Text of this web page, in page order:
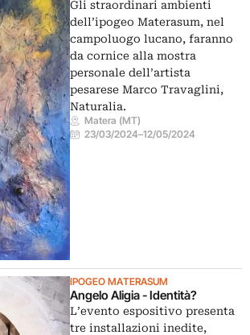
Gli straordinari ambienti
dell’ipogeo Materasum, nel
campoluogo lucano, faranno
da cornice alla mostra
personale dell’artista
pesarese Marco Travaglini,
Naturalia.
Matera (MT)
23/03/2024–12/05/2024
IPOGEO MATERASUM
Angelo Aligia - Identità?
L’evento espositivo presenta
tre installazioni inedite,